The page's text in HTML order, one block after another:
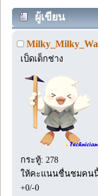
ผู้เขียน
เป็ดเด็กช่าง
กระทู้: 278
ให้คะแนนชื่นชมคน
+0/-0